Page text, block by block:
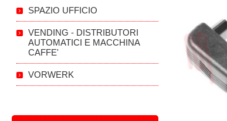
SPAZIO UFFICIO
VENDING - DISTRIBUTORI
AUTOMATICI E MACCHINA
CAFFE'
VORWERK